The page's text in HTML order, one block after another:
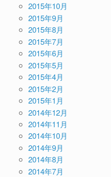
2015年10月
2015年9月
2015年8月
2015年7月
2015年6月
2015年5月
2015年4月
2015年2月
2015年1月
2014年12月
2014年11月
2014年10月
2014年9月
2014年8月
2014年7月